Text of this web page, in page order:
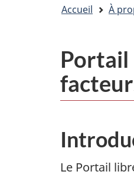
Accueil À
Portail
Le Portail